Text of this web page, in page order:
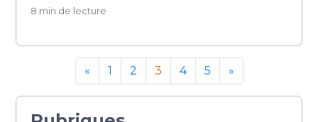
8 min de lecture
« 1 2 3 4 5 »Next